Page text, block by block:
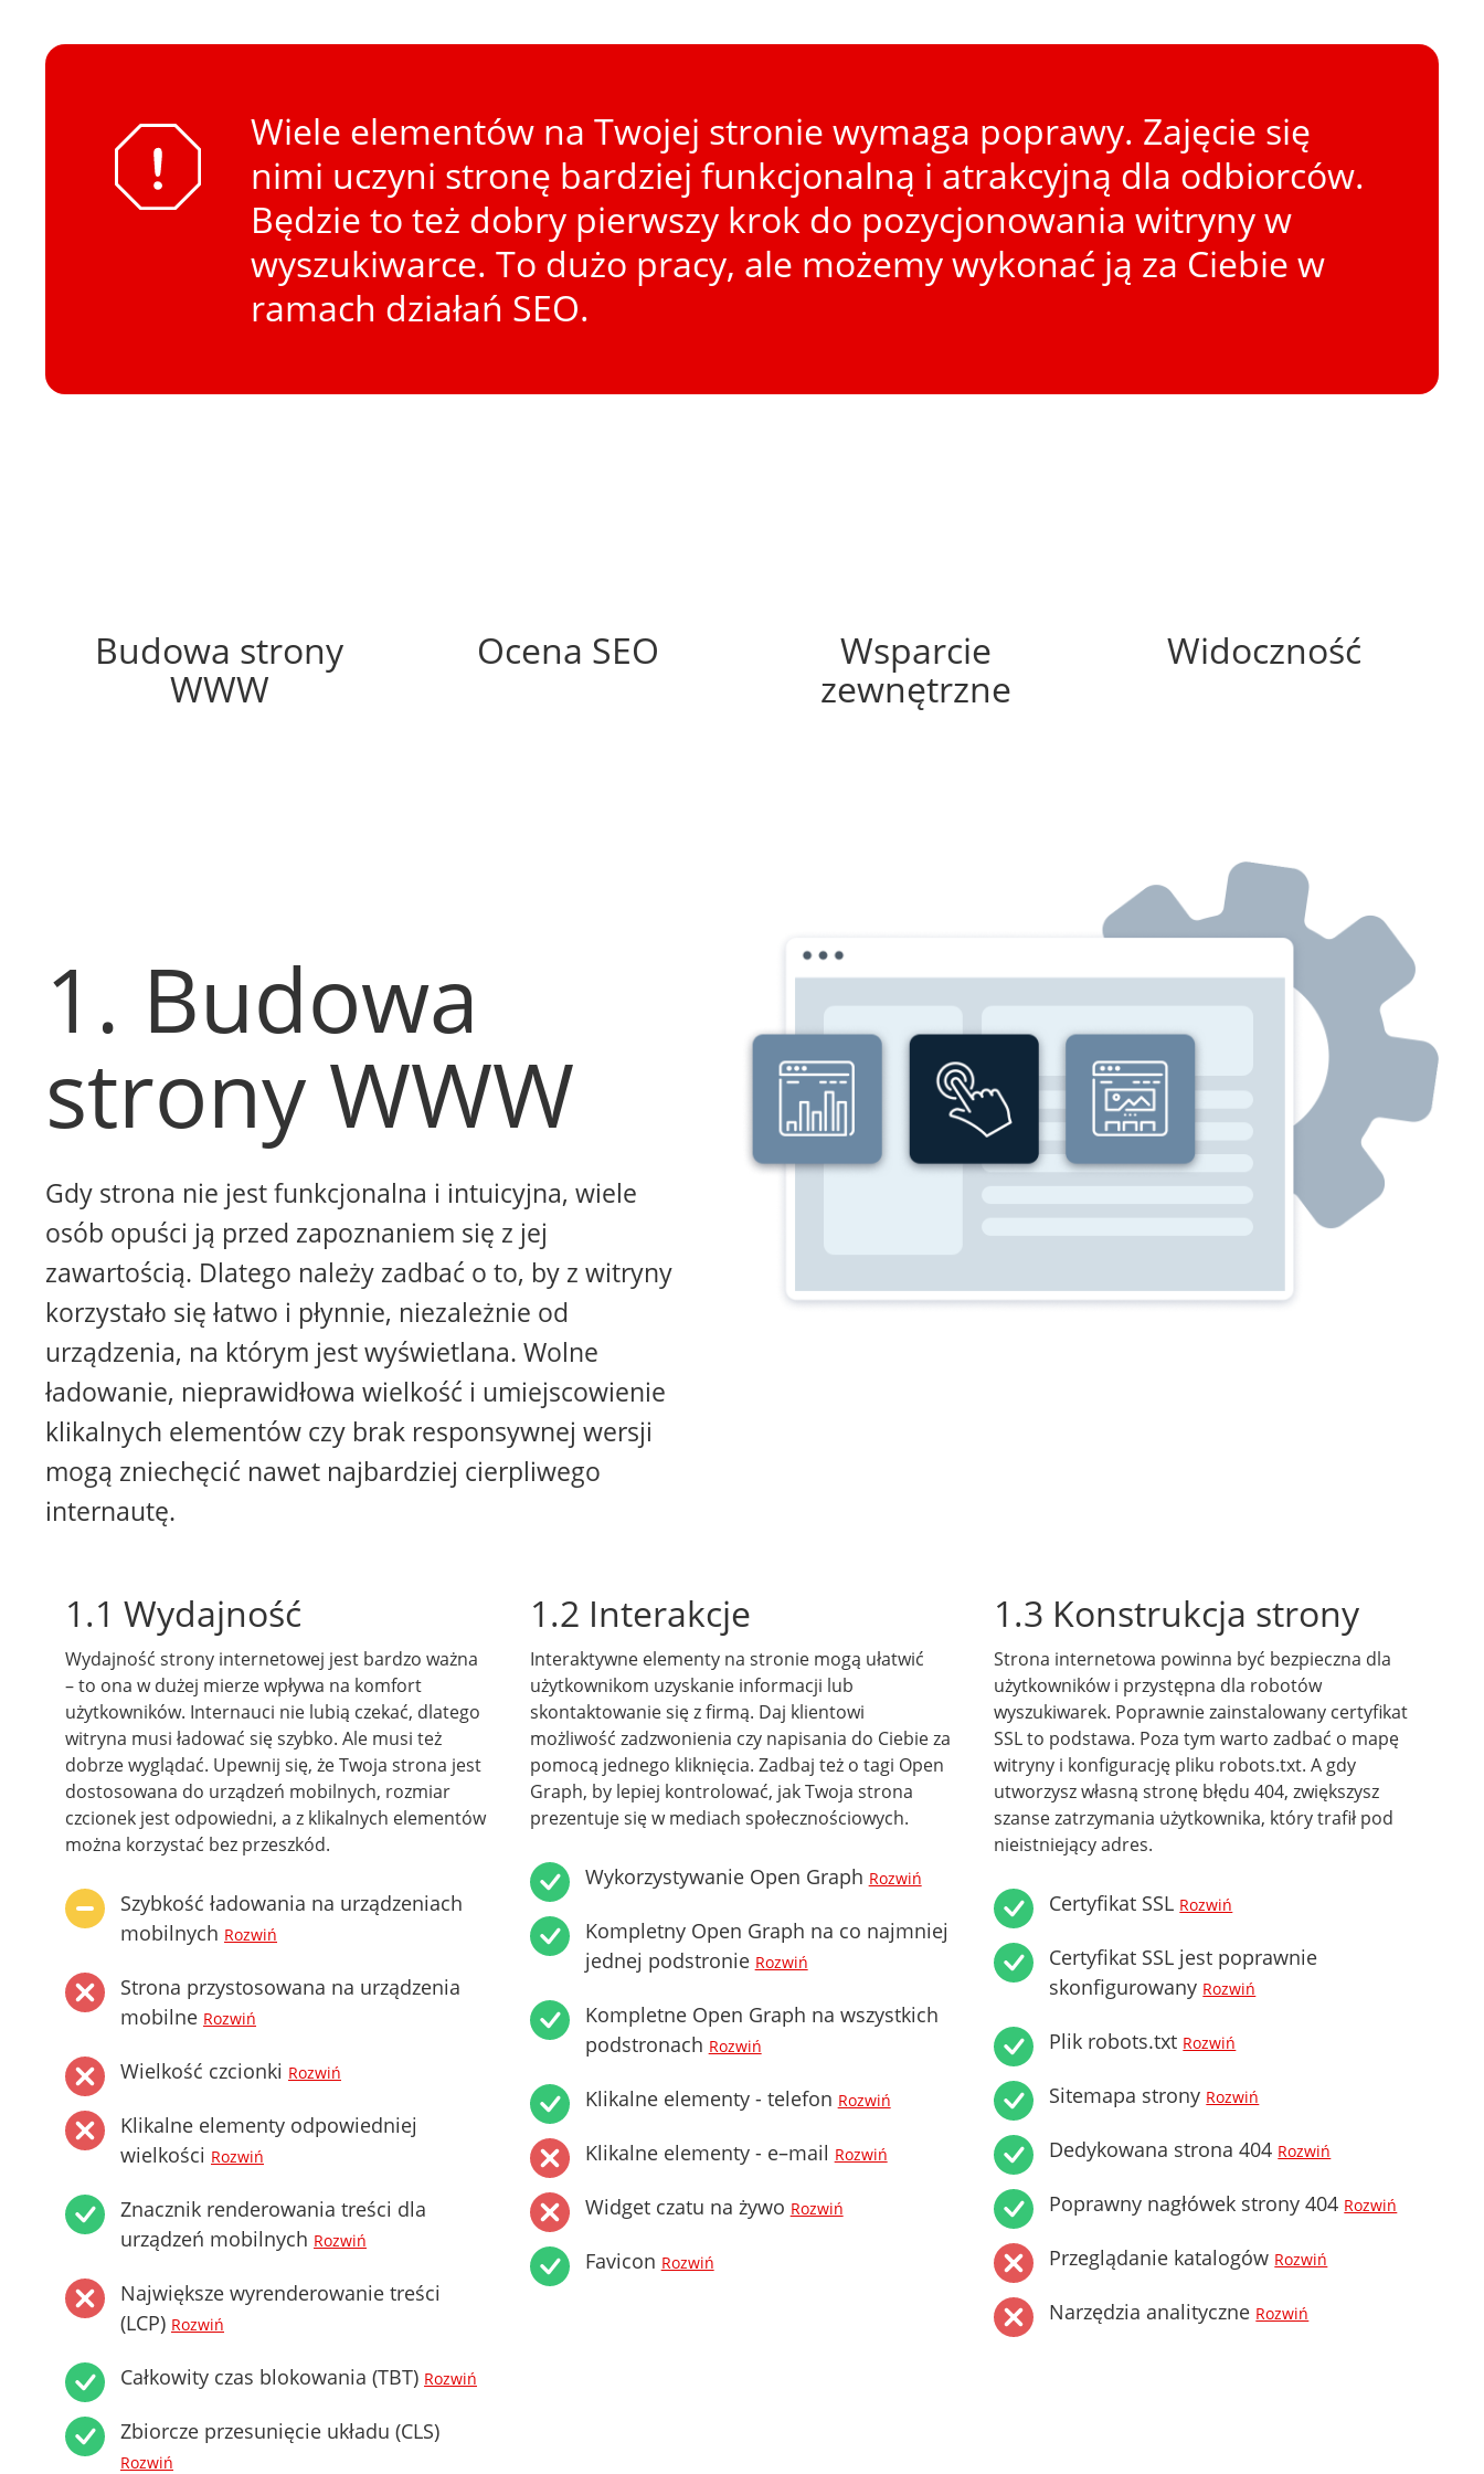
Wiele elementów na Twojej stronie wymaga poprawy. Zajęcie się
nimi uczyni stronę bardziej funkcjonalną i atrakcyjną dla odbiorców.
Będzie to też dobry pierwszy krok do pozycjonowania witryny w
wyszukiwarce. To dużo pracy, ale możemy wykonać ją za Ciebie w
ramach działań SEO.
Budowa strony
WWW
Ocena SEO
Wsparcie
zewnętrzne
Widoczność
1. Budowa
strony WWW
Gdy strona nie jest funkcjonalna i intuicyjna, wiele
osób opuści ją przed zapoznaniem się z jej
zawartością. Dlatego należy zadbać o to, by z witryny
korzystało się łatwo i płynnie, niezależnie od
urządzenia, na którym jest wyświetlana. Wolne
ładowanie, nieprawidłowa wielkość i umiejscowienie
klikalnych elementów czy brak responsywnej wersji
mogą zniechęcić nawet najbardziej cierpliwego
internautę.
1.1 Wydajność
Wydajność strony internetowej jest bardzo ważna
– to ona w dużej mierze wpływa na komfort
użytkowników. Internauci nie lubią czekać, dlatego
witryna musi ładować się szybko. Ale musi też
dobrze wyglądać. Upewnij się, że Twoja strona jest
dostosowana do urządzeń mobilnych, rozmiar
czcionek jest odpowiedni, a z klikalnych elementów
można korzystać bez przeszkód.
Szybkość ładowania na urządzeniach
mobilnych Rozwiń
Strona przystosowana na urządzenia
mobilne Rozwiń
Wielkość czcionki Rozwiń
Klikalne elementy odpowiedniej
wielkości Rozwiń
Znacznik renderowania treści dla
urządzeń mobilnych Rozwiń
Największe wyrenderowanie treści
(LCP) Rozwiń
Całkowity czas blokowania (TBT) Rozwiń
Zbiorcze przesunięcie układu (CLS)
Rozwiń
1.2 Interakcje
Interaktywne elementy na stronie mogą ułatwić
użytkownikom uzyskanie informacji lub
skontaktowanie się z firmą. Daj klientowi
możliwość zadzwonienia czy napisania do Ciebie za
pomocą jednego kliknięcia. Zadbaj też o tagi Open
Graph, by lepiej kontrolować, jak Twoja strona
prezentuje się w mediach społecznościowych.
Wykorzystywanie Open Graph Rozwiń
Kompletny Open Graph na co najmniej
jednej podstronie Rozwiń
Kompletne Open Graph na wszystkich
podstronach Rozwiń
Klikalne elementy - telefon Rozwiń
Klikalne elementy - e–mail Rozwiń
Widget czatu na żywo Rozwiń
Favicon Rozwiń
1.3 Konstrukcja strony
Strona internetowa powinna być bezpieczna dla
użytkowników i przystępna dla robotów
wyszukiwarek. Poprawnie zainstalowany certyfikat
SSL to podstawa. Poza tym warto zadbać o mapę
witryny i konfigurację pliku robots.txt. A gdy
utworzysz własną stronę błędu 404, zwiększysz
szanse zatrzymania użytkownika, który trafił pod
nieistniejący adres.
Certyfikat SSL Rozwiń
Certyfikat SSL jest poprawnie
skonfigurowany Rozwiń
Plik robots.txt Rozwiń
Sitemapa strony Rozwiń
Dedykowana strona 404 Rozwiń
Poprawny nagłówek strony 404 Rozwiń
Przeglądanie katalogów Rozwiń
Narzędzia analityczne Rozwiń